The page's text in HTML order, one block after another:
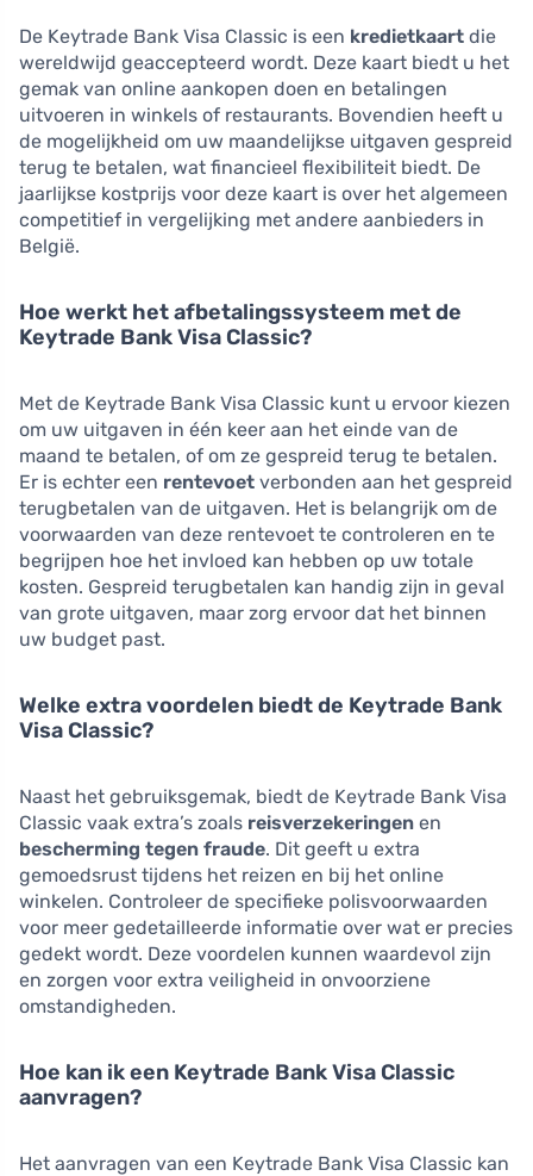
De Keytrade Bank Visa Classic is een kredietkaart die
wereldwijd geaccepteerd wordt. Deze kaart biedt u het
gemak van online aankopen doen en betalingen
uitvoeren in winkels of restaurants. Bovendien heeft u
de mogelijkheid om uw maandelijkse uitgaven gespreid
terug te betalen, wat financieel flexibiliteit biedt. De
jaarlijkse kostprijs voor deze kaart is over het algemeen
competitief in vergelijking met andere aanbieders in
België.
Hoe werkt het afbetalingssysteem met de
Keytrade Bank Visa Classic?
Met de Keytrade Bank Visa Classic kunt u ervoor kiezen
om uw uitgaven in één keer aan het einde van de
maand te betalen, of om ze gespreid terug te betalen.
Er is echter een rentevoet verbonden aan het gespreid
terugbetalen van de uitgaven. Het is belangrijk om de
voorwaarden van deze rentevoet te controleren en te
begrijpen hoe het invloed kan hebben op uw totale
kosten. Gespreid terugbetalen kan handig zijn in geval
van grote uitgaven, maar zorg ervoor dat het binnen
uw budget past.
Welke extra voordelen biedt de Keytrade Bank
Visa Classic?
Naast het gebruiksgemak, biedt de Keytrade Bank Visa
Classic vaak extra’s zoals reisverzekeringen en
bescherming tegen fraude. Dit geeft u extra
gemoedsrust tijdens het reizen en bij het online
winkelen. Controleer de specifieke polisvoorwaarden
voor meer gedetailleerde informatie over wat er precies
gedekt wordt. Deze voordelen kunnen waardevol zijn
en zorgen voor extra veiligheid in onvoorziene
omstandigheden.
Hoe kan ik een Keytrade Bank Visa Classic
aanvragen?
Het aanvragen van een Keytrade Bank Visa Classic kan